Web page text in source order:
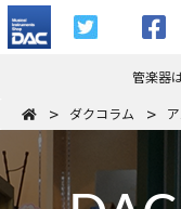
管楽器
ダクコラム